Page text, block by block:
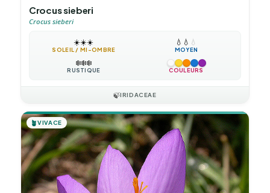
Crocus sieberi
Crocus sieberi
☀️☀️☀️
SOLEIL / MI-OMBRE
💧 💧 💧
MOYEN
❄️❄️❄️
RUSTIQUE COULEURS
🍃IRIDACEAE
🪴VIVACE